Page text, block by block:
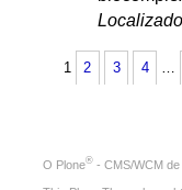
1 2 3 4
O Plone® - CMS/WCM